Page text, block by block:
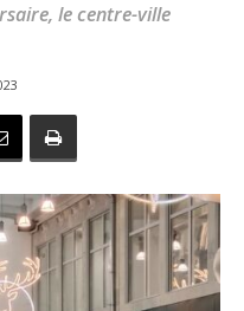
le centre-ville